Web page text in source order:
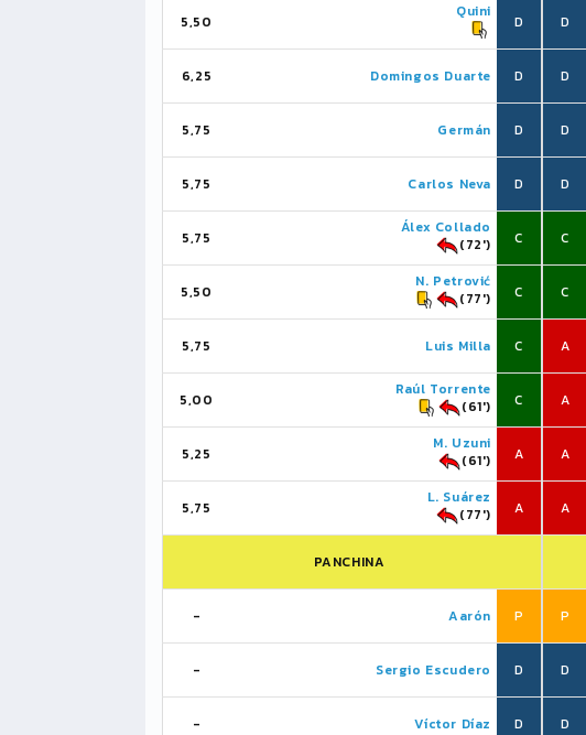
5,50
Quini
D
6,25 Domingos Duarte D
5,75 Germán D
5,75 Carlos Neva D
5,75
Álex Collado
(72')
C
5,50
N. Petrović
(77')
C
5,75 Luis Milla C
5,00
Raúl Torrente
(61')
C
5,25
M. Uzuni
(61')
A
5,75
L. Suárez
(77')
A
PANCHINA
- Aarón P
- Sergio Escudero D
- Víctor Díaz D
D
D
D
D
C
C
A
A
A
A
P
D
D